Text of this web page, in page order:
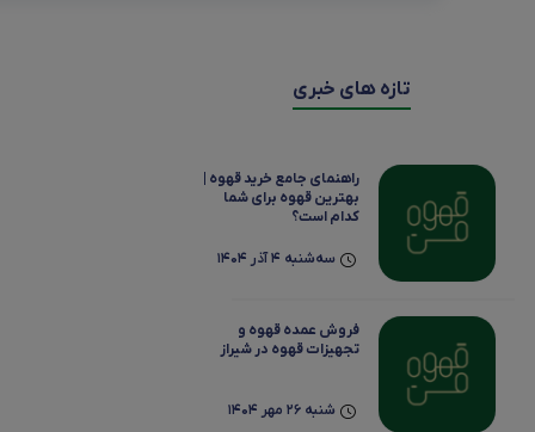
تازه های خبری
راهنمای جامع خرید قهوه |
بهترین قهوه برای شما
کدام است؟
سه‌شنبه 4 آذر 1404
فروش عمده قهوه و
تجهیزات قهوه در شیراز
شنبه 26 مهر 1404